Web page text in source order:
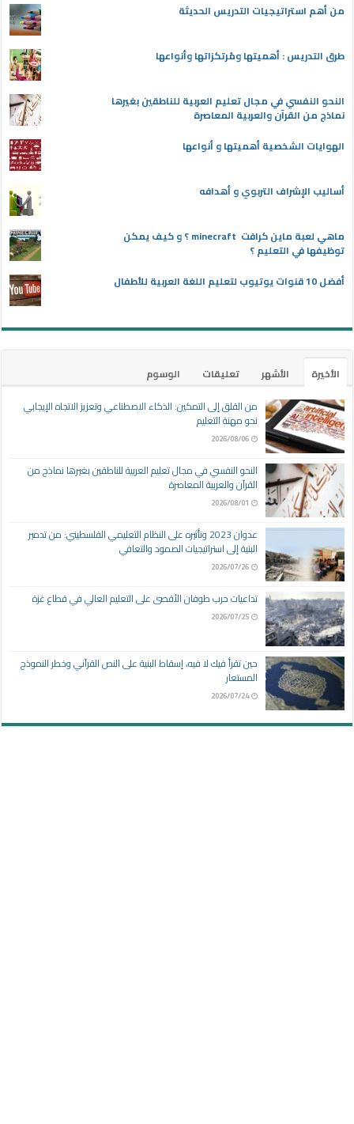
من أهم استراتيجيات التدريس الحديثة
طرق التدريس : أهميتها ومُرتكزاتها وأنواعها
النحو النفسي في مجال تعليم العربية للناطقين بغيرها
نماذج من القرآن والعربية المعاصرة
الهوايات الشخصية أهميتها و أنواعها
أساليب الإشراف التربوي و أهدافه
ماهي لعبة ماين كرافت minecraft ؟ و كيف يمكن
توظيفها في التعليم ؟
أفضل 10 قنوات يوتيوب لتعليم اللغة العربية للأطفال
الأخيرة الأشهر تعليقات
الوسوم
من القلق إلى التمكين: الذكاء الاصطناعي وتعزيز الاتجاه الإيجابي
نحو مهنة التعليم
2026/08/06
النحو النفسي في مجال تعليم العربية للناطقين بغيرها نماذج من
القرآن والعربية المعاصرة
2026/08/01
عدوان 2023 وتأثيره على النظام التعليمي الفلسطيني: من تدمير
البنية إلى استراتيجيات الصمود والتعافي
2026/07/26
تداعيات حرب طوفان الأقصى على التعليم العالي في قطاع غزة
2026/07/25
حين تقرأ فيك لا فيه، إسقاط البنية على النص القرآني وخطر النموذج
المستعار
2026/07/24